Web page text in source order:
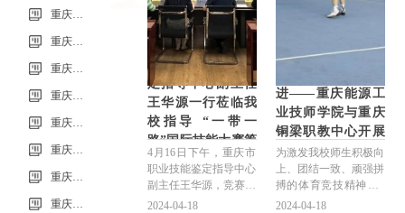
重庆市职业技能鉴
定指导中心副主任
王华源一行莅临我
校指导 “一带一
路”国际技能大赛筹
备工作
4月16日下午，重庆市
职业技能鉴定指导中心
副主任王华源，竞赛科
科长余维到我校指导第
2024-04-18
进——重庆能源工
业技师学院与重庆
铜梁职教中心开展
篮球友谊赛
为激发我校师生积极向
上、团结一致、顽强拼
搏的体育竞技精神，4
月11日下午，我校与重
2024-04-18